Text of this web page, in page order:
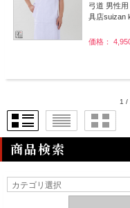
弓道 男性
具店suizan
価格：
1 /
商品検索